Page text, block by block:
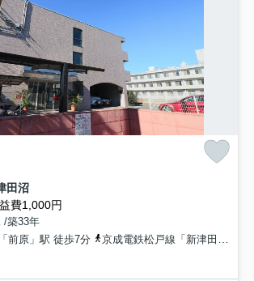
田沼
費1,000円
/築33年
前原」駅 徒歩7分
京成電鉄松戸線「新津田沼」駅 徒歩25分